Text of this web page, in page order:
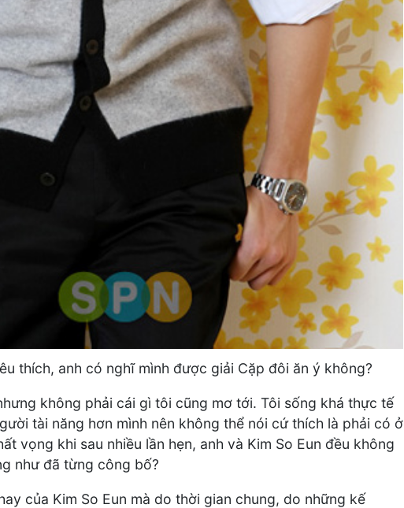
thích, anh có nghĩ mình được giải Cặp đôi ăn ý không?
không phải cái gì tôi cũng mơ tới. Tôi sống khá thực tế
tài năng hơn mình nên không thể nói cứ thích là phải có ở
vọng khi sau nhiều lần hẹn, anh và Kim So Eun đều không
như đã từng công bố?
của Kim So Eun mà do thời gian chung, do những kế